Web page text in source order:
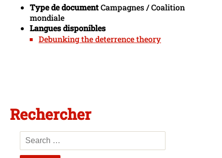
Type de documentCampagnes / Coalition
mondiale
Langues disponibles
Debunking the deterrence theory
Rechercher